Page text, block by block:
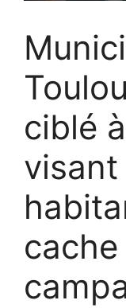
ciblé